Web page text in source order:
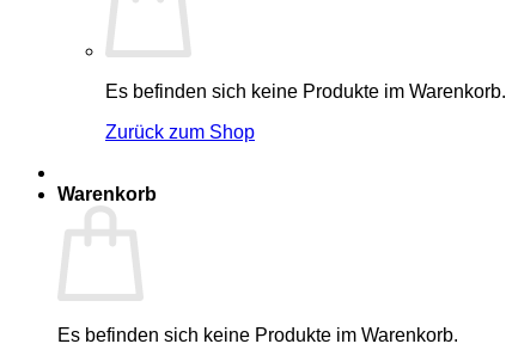
Es befinden sich keine Produkte im Warenkorb.
Zurück zum Shop
Warenkorb
Es befinden sich keine Produkte im Warenkorb.